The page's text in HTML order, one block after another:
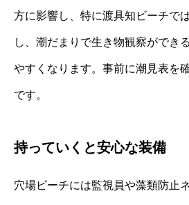
方に影響し、特に渡具知ビーチで
し、潮だまりで生き物観察ができ
やすくなります。事前に潮見表を
です。
持っていくと安心な装備
穴場ビーチには監視員や藻類防止